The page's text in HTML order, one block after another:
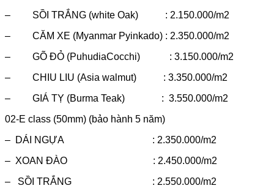
– SỒI TRẮNG (white Oak) : 2.150.000/m2
– CĂM XE (Myanmar Pyinkado) : 2.350.000/m2
– GÕ ĐỎ (PuhudiaCocchi) : 3.150.000/m2
– CHIU LIU (Asia walmut) : 3.350.000/m2
– GIÁ TỴ (Burma Teak) : 3.550.000/m2
02-E class (50mm) (bảo hành 5 năm)
– DÁI NGỰA : 2.350.000/m2
– XOAN ĐÀO : 2.450.000/m2
– SỒI TRẮNG : 2.550.000/m2